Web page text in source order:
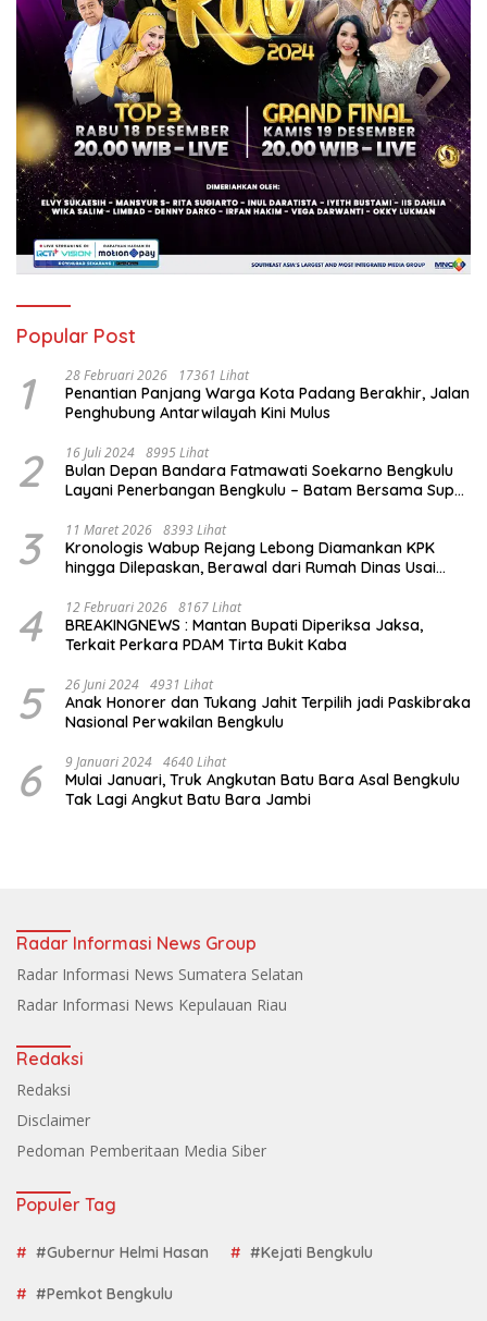
Popular Post
1 28 Februari 2026 17361 Lihat
Penantian Panjang Warga Kota Padang Berakhir, Jalan
Penghubung Antarwilayah Kini Mulus
2 16 Juli 2024 8995 Lihat
Bulan Depan Bandara Fatmawati Soekarno Bengkulu
Layani Penerbangan Bengkulu – Batam Bersama Super
3 11 Maret 2026 8393 Lihat
Kronologis Wabup Rejang Lebong Diamankan KPK
hingga Dilepaskan, Berawal dari Rumah Dinas Usai
4 12 Februari 2026 8167 Lihat
BREAKINGNEWS : Mantan Bupati Diperiksa Jaksa,
Terkait Perkara PDAM Tirta Bukit Kaba
5 26 Juni 2024 4931 Lihat
Anak Honorer dan Tukang Jahit Terpilih jadi Paskibraka
Nasional Perwakilan Bengkulu
6 9 Januari 2024 4640 Lihat
Mulai Januari, Truk Angkutan Batu Bara Asal Bengkulu
Tak Lagi Angkut Batu Bara Jambi
Radar Informasi News Group
Radar Informasi News Sumatera Selatan
Radar Informasi News Kepulauan Riau
Redaksi
Redaksi
Disclaimer
Pedoman Pemberitaan Media Siber
Populer Tag
#Gubernur Helmi Hasan #Kejati Bengkulu
#Pemkot Bengkulu